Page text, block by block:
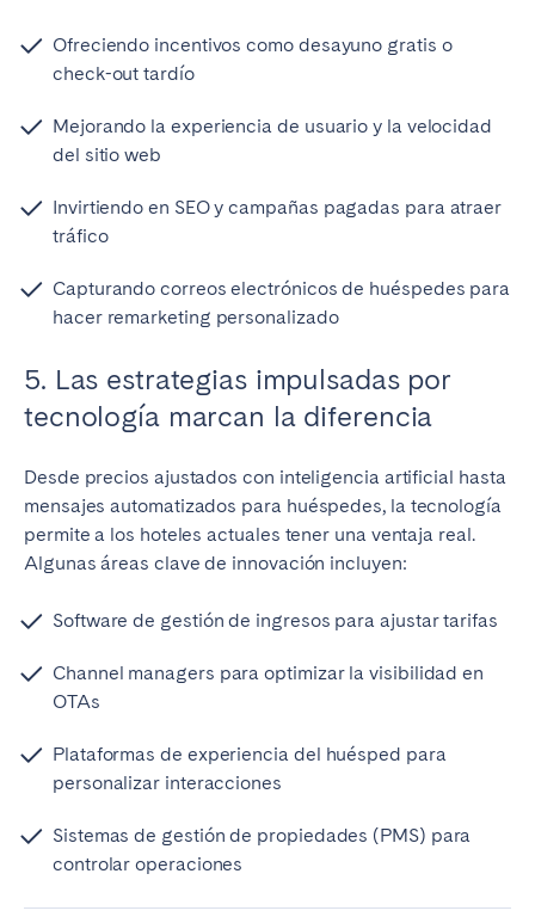
Ofreciendo incentivos como desayuno gratis o
check-out tardío
Mejorando la experiencia de usuario y la velocidad
del sitio web
Invirtiendo en SEO y campañas pagadas para atraer
tráfico
Capturando correos electrónicos de huéspedes para
hacer remarketing personalizado
5. Las estrategias impulsadas por
tecnología marcan la diferencia
Desde precios ajustados con inteligencia artificial hasta
mensajes automatizados para huéspedes, la tecnología
permite a los hoteles actuales tener una ventaja real.
Algunas áreas clave de innovación incluyen:
Software de gestión de ingresos para ajustar tarifas
Channel managers para optimizar la visibilidad en
OTAs
Plataformas de experiencia del huésped para
personalizar interacciones
Sistemas de gestión de propiedades (PMS) para
controlar operaciones